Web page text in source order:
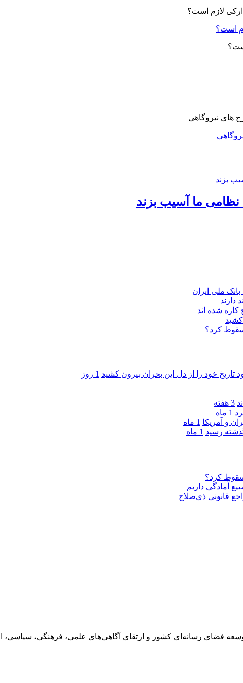
است؟
نظامی ما آسیب بزند
دارند
شده اند
کشید
سقوط کرد؟
تاریخ خود را از دل این بحران بیرون کشید 1 روز
3 هفته
1 ماه
و آمریکا 1 ماه
1 ماه
سقوط کرد؟
آمادگی داریم
قانونی ذی‌‏صلاح
فضای رسانه‌ای کشور و ارتقای آگاهی‌های علمی، فرهنگی،